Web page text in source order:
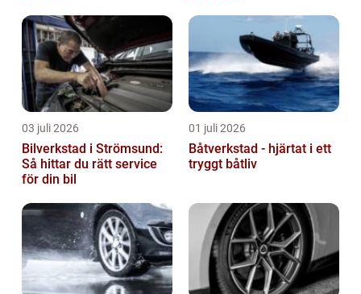
03 juli 2026
Bilverkstad i Strömsund:
Så hittar du rätt service
för din bil
01 juli 2026
Båtverkstad - hjärtat i ett
tryggt båtliv